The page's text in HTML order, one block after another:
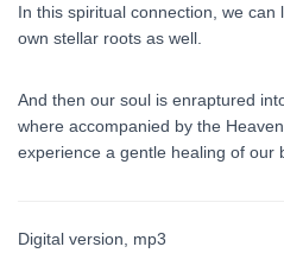
In this spiritual connection, we
own stellar roots as well.
And then our soul is enraptured
where accompanied by the
experience a gentle healing of our
Digital version, mp3